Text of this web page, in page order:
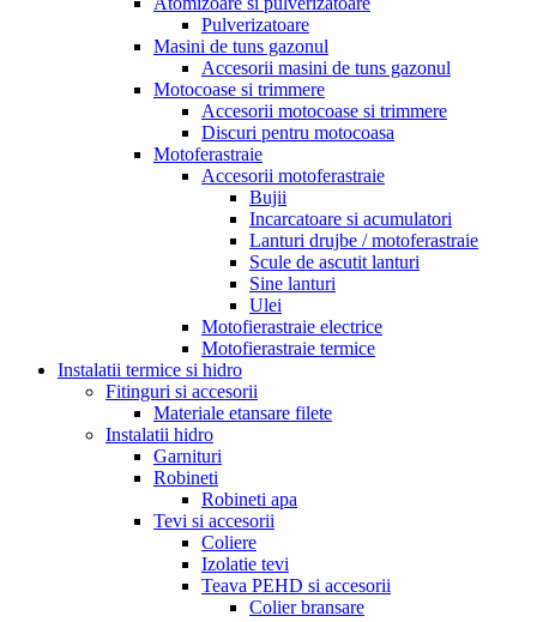
Pulverizatoare
Masini de tuns gazonul
Accesorii masini de tuns gazonul
Motocoase si trimmere
Accesorii motocoase si trimmere
Discuri pentru motocoasa
Motoferastraie
Accesorii motoferastraie
Bujii
Incarcatoare si acumulatori
Lanturi drujbe / motoferastraie
Scule de ascutit lanturi
Sine lanturi
Ulei
Motofierastraie electrice
Motofierastraie termice
Instalatii termice si hidro
Fitinguri si accesorii
Materiale etansare filete
Instalatii hidro
Garnituri
Robineti
Robineti apa
Tevi si accesorii
Coliere
Izolatie tevi
Teava PEHD si accesorii
Colier bransare